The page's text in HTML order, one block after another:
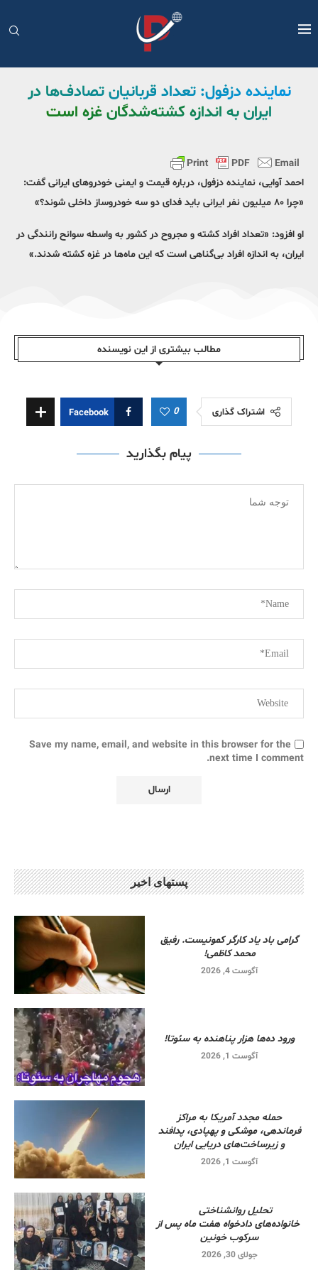
نماینده دزفول: تعداد قربانیان تصادف‌ها در
ایران به اندازه کشته‌شدگان غزه است
احمد آوایی، نماینده دزفول، درباره قیمت و ایمنی خودروهای ایرانی گفت:
«چرا ۸۰ میلیون نفر ایرانی باید فدای دو سه خودروساز داخلی شوند؟»
او افزود: «تعداد افراد کشته و مجروح در کشور به واسطه سوانح رانندگی در
ایران، به اندازه افراد بی‌گناهی است که این ماه‌ها در غزه کشته شدند.»
مطالب بیشتری از این نویسندە
اشتراک گذاری 0
Facebook
پیام بگذارید
Save my name, email, and website in this browser for the
next time I comment.
پستهای اخیر
گرامی باد یاد کارگر کمونیست. رفیق
محمد کاظمی!
آگوست 4, 2026
ورود ده‌ها هزار پناهنده به سئوتا!
آگوست 1, 2026
حمله مجدد آمریکا به مراکز
فرماندهی، موشکی و پهپادی، پدافند
و زیرساخت‌های دریایی ایران
آگوست 1, 2026
تحلیل روانشناختی
خانواده‌های دادخواه هفت ماه پس از
سرکوب خونین
جولای 30, 2026